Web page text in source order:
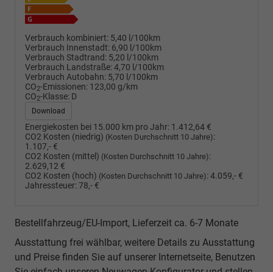
Verbrauch kombiniert: 5,40 l/100km
Verbrauch Innenstadt: 6,90 l/100km
Verbrauch Stadtrand: 5,20 l/100km
Verbrauch Landstraße:4,70 l/100km
Verbrauch Autobahn: 5,70 l/100km
CO2-Emissionen: 123,00 g/km
CO2-Klasse: D
Download
Energiekosten bei 15.000 km pro Jahr: 1.412,64 €
CO2 Kosten (niedrig) (Kosten Durchschnitt 10 Jahre):
1.107,- €
CO2 Kosten (mittel) (Kosten Durchschnitt 10 Jahre):
2.629,12 €
CO2 Kosten (hoch) (Kosten Durchschnitt 10 Jahre):4.059,- €
Jahressteuer:78,- €
Bestellfahrzeug/EU-Import, Lieferzeit ca. 6-7 Monate
Ausstattung frei wählbar, weitere Details zu Ausstattung
und Preise finden Sie auf unserer Internetseite, Benutzen